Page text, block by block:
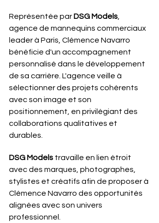
Représentée par DSG Models,
agence de mannequins commerciaux
leader à Paris, Clémence Navarro
bénéficie d'un accompagnement
personnalisé dans le développement
de sa carrière. L'agence veille à
sélectionner des projets cohérents
avec son image et son
positionnement, en privilégiant des
collaborations qualitatives et
durables.
DSG Models travaille en lien étroit
avec des marques, photographes,
stylistes et créatifs afin de proposer à
Clémence Navarro des opportunités
alignées avec son univers
professionnel.